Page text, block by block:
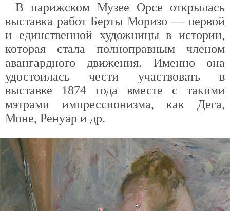
В парижском Музее Орсе открылась
выставка работ Берты Моризо — первой
и единственной художницы в истории,
которая стала полноправным членом
авангардного движения. Именно она
удостоилась чести участвовать в
выставке 1874 года вместе с такими
мэтрами импрессионизма, как Дега,
Моне, Ренуар и др.